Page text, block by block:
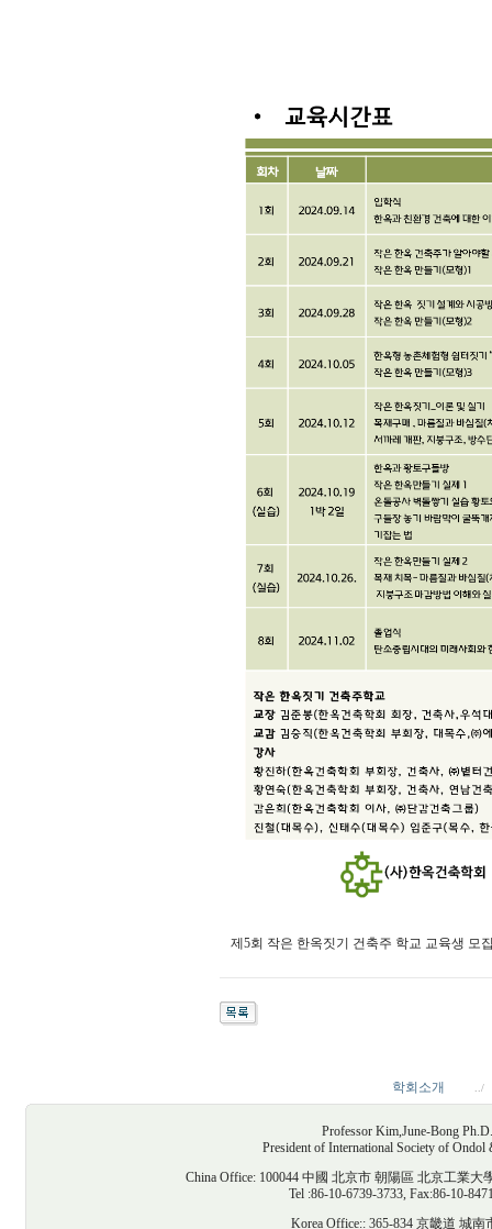
제5회 작은 한옥짓기 건축주 학교 교육생 모
학회소개 ../
Professor Kim,June-Bong
President of International Society of Ondol
China Office: 100044 中國 北京市 朝陽區 北京工業
Tel :86-10-6739-3733, Fax:86-10-
Korea Office:: 365-834 京畿道 城